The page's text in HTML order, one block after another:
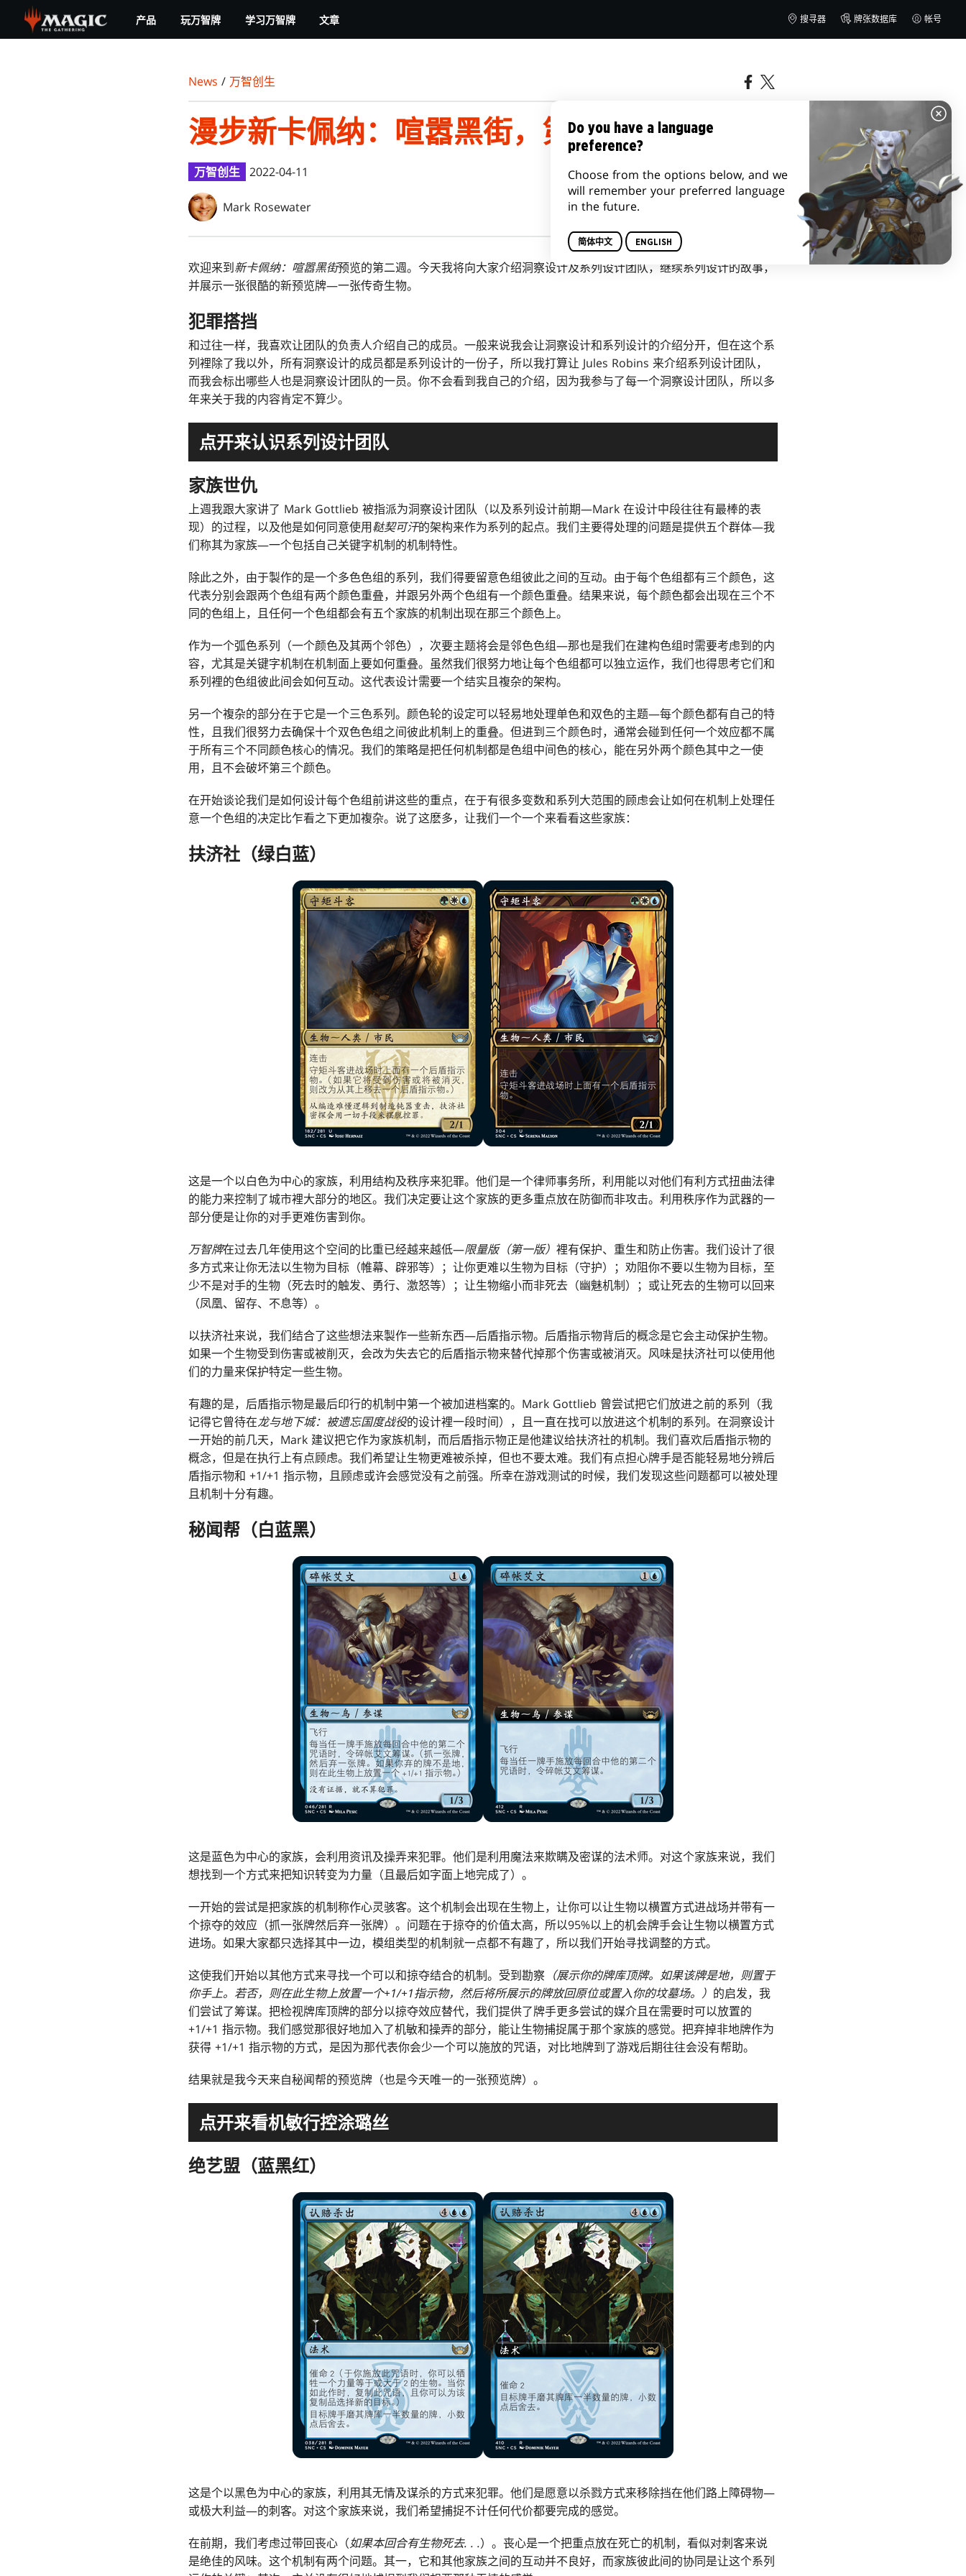
main
产品 玩万智牌 学习万智牌 文章 搜寻器 牌张数据库 帐号
News / 万智创生
漫步新卡佩纳：喧嚣黑街，第二部
万智创生 2022-04-11
Mark Rosewater
欢迎来到新卡佩纳：喧嚣黑街预览的第二週。今天我将向大家介绍洞察设计及系列设计团队，继续系列设计的故事，
并展示一张很酷的新预览牌—一张传奇生物。
犯罪搭挡
和过往一样，我喜欢让团队的负责人介绍自己的成员。一般来说我会让洞察设计和系列设计的介绍分开，但在这个系
列裡除了我以外，所有洞察设计的成员都是系列设计的一份子，所以我打算让 Jules Robins 来介绍系列设计团队，
而我会标出哪些人也是洞察设计团队的一员。你不会看到我自己的介绍，因为我参与了每一个洞察设计团队，所以多
年来关于我的内容肯定不算少。
点开来认识系列设计团队
家族世仇
上週我跟大家讲了 Mark Gottlieb 被指派为洞察设计团队（以及系列设计前期—Mark 在设计中段往往有最棒的表
现）的过程，以及他是如何同意使用鞑契可汗的架构来作为系列的起点。我们主要得处理的问题是提供五个群体—我
们称其为家族—一个包括自己关键字机制的机制特性。
除此之外，由于製作的是一个多色色组的系列，我们得要留意色组彼此之间的互动。由于每个色组都有三个颜色，这
代表分别会跟两个色组有两个颜色重叠，并跟另外两个色组有一个颜色重叠。结果来说，每个颜色都会出现在三个不
同的色组上，且任何一个色组都会有五个家族的机制出现在那三个颜色上。
作为一个弧色系列（一个颜色及其两个邻色），次要主题将会是邻色色组—那也是我们在建构色组时需要考虑到的内
容，尤其是关键字机制在机制面上要如何重叠。虽然我们很努力地让每个色组都可以独立运作，我们也得思考它们和
系列裡的色组彼此间会如何互动。这代表设计需要一个结实且複杂的架构。
另一个複杂的部分在于它是一个三色系列。颜色轮的设定可以轻易地处理单色和双色的主题—每个颜色都有自己的特
性，且我们很努力去确保十个双色色组之间彼此机制上的重叠。但进到三个颜色时，通常会碰到任何一个效应都不属
于所有三个不同颜色核心的情况。我们的策略是把任何机制都是色组中间色的核心，能在另外两个颜色其中之一使
用，且不会破坏第三个颜色。
在开始谈论我们是如何设计每个色组前讲这些的重点，在于有很多变数和系列大范围的顾虑会让如何在机制上处理任
意一个色组的决定比乍看之下更加複杂。说了这麽多，让我们一个一个来看看这些家族：
扶济社（绿白蓝）
这是一个以白色为中心的家族，利用结构及秩序来犯罪。他们是一个律师事务所，利用能以对他们有利方式扭曲法律
的能力来控制了城市裡大部分的地区。我们决定要让这个家族的更多重点放在防御而非攻击。利用秩序作为武器的一
部分便是让你的对手更难伤害到你。
万智牌在过去几年使用这个空间的比重已经越来越低—限量版（第一版） 裡有保护、重生和防止伤害。我们设计了很
多方式来让你无法以生物为目标（帷幕、辟邪等）；让你更难以生物为目标（守护）；劝阻你不要以生物为目标，至
少不是对手的生物（死去时的触发、勇行、激怒等）；让生物缩小而非死去（幽魅机制）；或让死去的生物可以回来
（凤凰、留存、不息等）。
以扶济社来说，我们结合了这些想法来製作一些新东西—后盾指示物。后盾指示物背后的概念是它会主动保护生物。
如果一个生物受到伤害或被削灭，会改为失去它的后盾指示物来替代掉那个伤害或被消灭。风味是扶济社可以使用他
们的力量来保护特定一些生物。
有趣的是，后盾指示物是最后印行的机制中第一个被加进档案的。Mark Gottlieb 曾尝试把它们放进之前的系列（我
记得它曾待在龙与地下城：被遗忘国度战役的设计裡一段时间），且一直在找可以放进这个机制的系列。在洞察设计
一开始的前几天，Mark 建议把它作为家族机制，而后盾指示物正是他建议给扶济社的机制。我们喜欢后盾指示物的
概念，但是在执行上有点顾虑。我们希望让生物更难被杀掉，但也不要太难。我们有点担心牌手是否能轻易地分辨后
盾指示物和 +1/+1 指示物，且顾虑或许会感觉没有之前强。所幸在游戏测试的时候，我们发现这些问题都可以被处理
且机制十分有趣。
秘闻帮（白蓝黑）
这是蓝色为中心的家族，会利用资讯及操弄来犯罪。他们是利用魔法来欺瞒及密谋的法术师。对这个家族来说，我们
想找到一个方式来把知识转变为力量（且最后如字面上地完成了）。
一开始的尝试是把家族的机制称作心灵骇客。这个机制会出现在生物上，让你可以让生物以横置方式进战场并带有一
个掠夺的效应（抓一张牌然后弃一张牌）。问题在于掠夺的价值太高，所以95%以上的机会牌手会让生物以横置方式
进场。如果大家都只选择其中一边，模组类型的机制就一点都不有趣了，所以我们开始寻找调整的方式。
这使我们开始以其他方式来寻找一个可以和掠夺结合的机制。受到勘察 （展示你的牌库顶牌。如果该牌是地，则置于
你手上。若否，则在此生物上放置一个+1/+1指示物，然后将所展示的牌放回原位或置入你的坟墓场。） 的启发，我
们尝试了筹谋。把检视牌库顶牌的部分以掠夺效应替代，我们提供了牌手更多尝试的媒介且在需要时可以放置的
+1/+1 指示物。我们感觉那很好地加入了机敏和操弄的部分，能让生物捕捉属于那个家族的感觉。把弃掉非地牌作为
获得 +1/+1 指示物的方式，是因为那代表你会少一个可以施放的咒语，对比地牌到了游戏后期往往会没有帮助。
结果就是我今天来自秘闻帮的预览牌（也是今天唯一的一张预览牌）。
点开来看机敏行控涂璐丝
绝艺盟（蓝黑红）
这是个以黑色为中心的家族，利用其无情及谋杀的方式来犯罪。他们是愿意以杀戮方式来移除挡在他们路上障碍物—
或极大利益—的刺客。对这个家族来说，我们希望捕捉不计任何代价都要完成的感觉。
在前期，我们考虑过带回丧心（如果本回合有生物死去. . .）。丧心是一个把重点放在死亡的机制，看似对刺客来说
是绝佳的风味。这个机制有两个问题。其一，它和其他家族之间的互动并不良好，而家族彼此间的协同是让这个系列
Do you have a language
preference?
Choose from the options below, and we
will remember your preferred language
in the future.
简体中文 ENGLISH